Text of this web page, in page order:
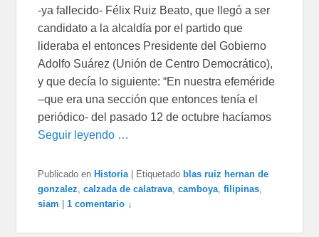
-ya fallecido- Félix Ruiz Beato, que llegó a ser
candidato a la alcaldía por el partido que
lideraba el entonces Presidente del Gobierno
Adolfo Suárez (Unión de Centro Democrático),
y que decía lo siguiente: “En nuestra efeméride
–que era una sección que entonces tenía el
periódico- del pasado 12 de octubre hacíamos
Seguir leyendo …
Publicado en Historia | Etiquetado blas ruiz hernan de
gonzalez ,calzada de calatrava ,camboya ,filipinas
siam |1 comentario ↓